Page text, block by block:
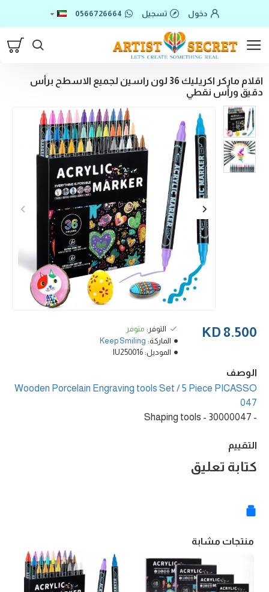
دخول تسجيل 0566726664
اقلام ماركر اكريليك 36 لون راسين لجميع الاسطح برأس
دقيق ورأس نقطي
8.500 KD التوفر: متوفر
الماركة: Keep Smiling
الموديل: IU250016
الوصف
Wooden Porcelain Engraving tools Set / 5 Piece PICASSO
047
- 30000047 - Shaping tools
التقييم
كتابة تعليق
منتجات مشابة